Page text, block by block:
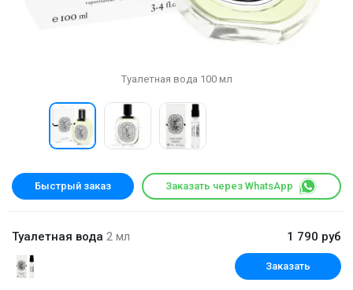
Туалетная вода 100 мл
Быстрый заказ Заказать через WhatsApp
Туалетная вода 2 мл 1 790 руб
Заказать